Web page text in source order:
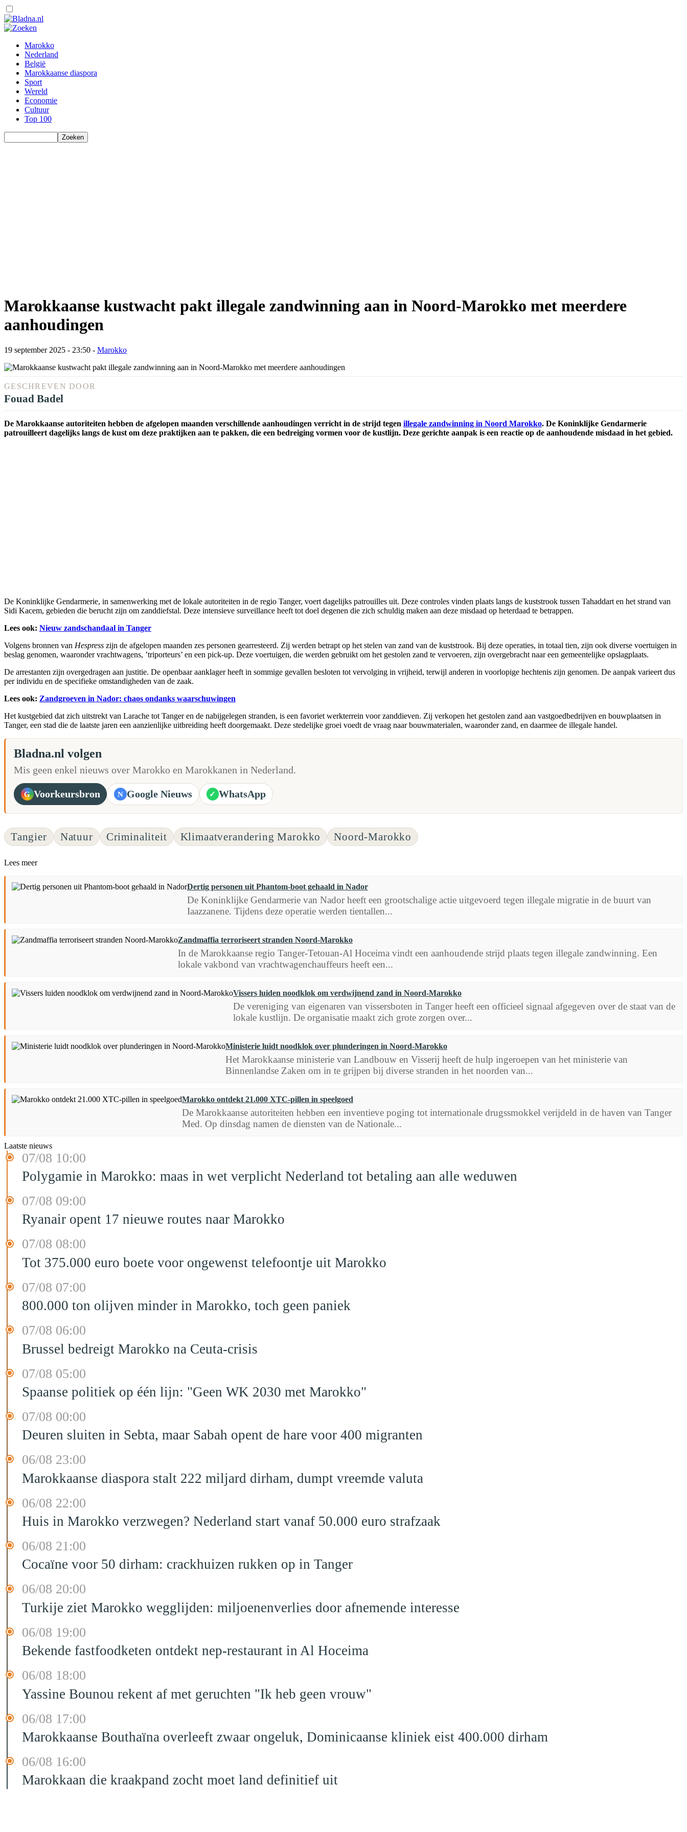
Marokko
Nederland
België
Marokkaanse diaspora
Sport
Wereld
Economie
Cultuur
Top 100
Marokkaanse kustwacht pakt illegale zandwinning aan in Noord-Marokko met meerdere
aanhoudingen
19 september 2025 - 23:50 - Marokko
GESCHREVEN DOOR
Fouad Badel
De Marokkaanse autoriteiten hebben de afgelopen maanden verschillende aanhoudingen verricht in de strijd tegen illegale zandwinning in Noord Marokko. De Koninklijke Gendarmerie
patrouilleert dagelijks langs de kust om deze praktijken aan te pakken, die een bedreiging vormen voor de kustlijn. Deze gerichte aanpak is een reactie op de aanhoudende misdaad in het gebied.
De Koninklijke Gendarmerie, in samenwerking met de lokale autoriteiten in de regio Tanger, voert dagelijks patrouilles uit. Deze controles vinden plaats langs de kuststrook tussen Tahaddart en het strand van
Sidi Kacem, gebieden die berucht zijn om zanddiefstal. Deze intensieve surveillance heeft tot doel degenen die zich schuldig maken aan deze misdaad op heterdaad te betrappen.
Lees ook: Nieuw zandschandaal in Tanger
Volgens bronnen van Hespress zijn de afgelopen maanden zes personen gearresteerd. Zij werden betrapt op het stelen van zand van de kuststrook. Bij deze operaties, in totaal tien, zijn ook diverse voertuigen in
beslag genomen, waaronder vrachtwagens, ’triporteurs’ en een pick-up. Deze voertuigen, die werden gebruikt om het gestolen zand te vervoeren, zijn overgebracht naar een gemeentelijke opslagplaats.
De arrestanten zijn overgedragen aan justitie. De openbaar aanklager heeft in sommige gevallen besloten tot vervolging in vrijheid, terwijl anderen in voorlopige hechtenis zijn genomen. De aanpak varieert dus
per individu en de specifieke omstandigheden van de zaak.
Lees ook: Zandgroeven in Nador: chaos ondanks waarschuwingen
Het kustgebied dat zich uitstrekt van Larache tot Tanger en de nabijgelegen stranden, is een favoriet werkterrein voor zanddieven. Zij verkopen het gestolen zand aan vastgoedbedrijven en bouwplaatsen in
Tanger, een stad die de laatste jaren een aanzienlijke uitbreiding heeft doorgemaakt. Deze stedelijke groei voedt de vraag naar bouwmaterialen, waaronder zand, en daarmee de illegale handel.
Bladna.nl volgen
Mis geen enkel nieuws over Marokko en Marokkanen in Nederland.
G Voorkeursbron N Google Nieuws ✓ WhatsApp
Tangier Natuur Criminaliteit Klimaatverandering Marokko Noord-Marokko
Lees meer
Dertig personen uit Phantom-boot gehaald in Nador
De Koninklijke Gendarmerie van Nador heeft een grootschalige actie uitgevoerd tegen illegale migratie in de buurt van
Iaazzanene. Tijdens deze operatie werden tientallen...
Zandmaffia terroriseert stranden Noord-Marokko
In de Marokkaanse regio Tanger-Tetouan-Al Hoceima vindt een aanhoudende strijd plaats tegen illegale zandwinning. Een
lokale vakbond van vrachtwagenchauffeurs heeft een...
Vissers luiden noodklok om verdwijnend zand in Noord-Marokko
De vereniging van eigenaren van vissersboten in Tanger heeft een officieel signaal afgegeven over de staat van de
lokale kustlijn. De organisatie maakt zich grote zorgen over...
Ministerie luidt noodklok over plunderingen in Noord-Marokko
Het Marokkaanse ministerie van Landbouw en Visserij heeft de hulp ingeroepen van het ministerie van
Binnenlandse Zaken om in te grijpen bij diverse stranden in het noorden van...
Marokko ontdekt 21.000 XTC-pillen in speelgoed
De Marokkaanse autoriteiten hebben een inventieve poging tot internationale drugssmokkel verijdeld in de haven van Tanger
Med. Op dinsdag namen de diensten van de Nationale...
Laatste nieuws
07/08 10:00
Polygamie in Marokko: maas in wet verplicht Nederland tot betaling aan alle weduwen
07/08 09:00
Ryanair opent 17 nieuwe routes naar Marokko
07/08 08:00
Tot 375.000 euro boete voor ongewenst telefoontje uit Marokko
07/08 07:00
800.000 ton olijven minder in Marokko, toch geen paniek
07/08 06:00
Brussel bedreigt Marokko na Ceuta-crisis
07/08 05:00
Spaanse politiek op één lijn: "Geen WK 2030 met Marokko"
07/08 00:00
Deuren sluiten in Sebta, maar Sabah opent de hare voor 400 migranten
06/08 23:00
Marokkaanse diaspora stalt 222 miljard dirham, dumpt vreemde valuta
06/08 22:00
Huis in Marokko verzwegen? Nederland start vanaf 50.000 euro strafzaak
06/08 21:00
Cocaïne voor 50 dirham: crackhuizen rukken op in Tanger
06/08 20:00
Turkije ziet Marokko wegglijden: miljoenenverlies door afnemende interesse
06/08 19:00
Bekende fastfoodketen ontdekt nep-restaurant in Al Hoceima
06/08 18:00
Yassine Bounou rekent af met geruchten "Ik heb geen vrouw"
06/08 17:00
Marokkaanse Bouthaïna overleeft zwaar ongeluk, Dominicaanse kliniek eist 400.000 dirham
06/08 16:00
Marokkaan die kraakpand zocht moet land definitief uit